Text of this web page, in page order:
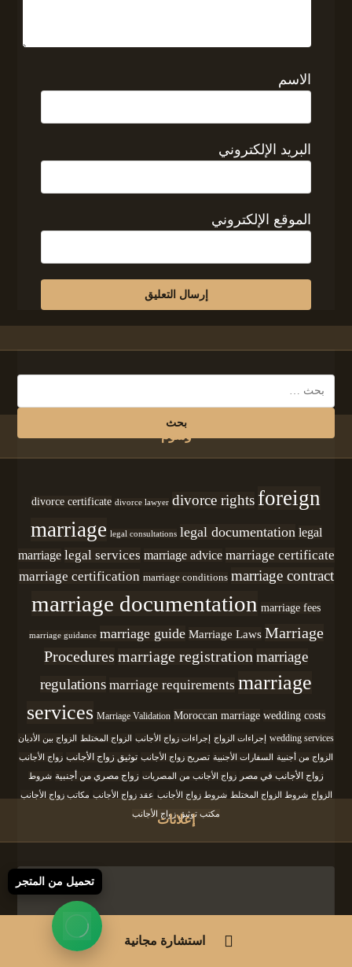
الاسم
البريد الإلكتروني
الموقع الإلكتروني
وسوم
divorce certificate divorce lawyer divorce rights foreign
marriage legal consultations legal documentation legal
marriage legal services marriage advice marriage certificate
marriage certification marriage conditions marriage contract
marriage documentation marriage fees
marriage guidance marriage guide Marriage Laws Marriage
Procedures marriage registration marriage
regulations marriage requirements marriage
services Marriage Validation Moroccan marriage wedding costs
wedding services إجراءات الزواج إجراءات زواج الأجانب الزواج المختلط الزواج بين الأديان
الزواج من أجنبية السفارات الأجنبية تصريح زواج الأجانب توثيق زواج الأجانب زواج الأجانب
زواج الأجانب في مصر زواج الأجانب من المصريات زواج مصري من أجنبية شروط
الزواج شروط الزواج المختلط شروط زواج الأجانب عقد زواج الأجانب مكاتب زواج الأجانب
مكتب توثيق زواج الأجانب
إعلانات
استشارة مجانية
تحميل من المتجر